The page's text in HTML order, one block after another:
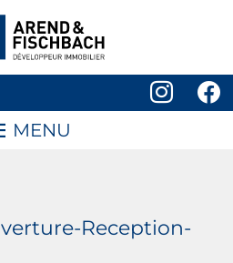
MENU
Reception-